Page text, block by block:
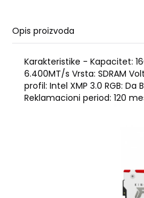
Opis proizvoda
Karakteristike - Kapacitet:
6.400MT/s Vrsta: SDRAM
profil: Intel XMP 3.0 RGB:
Reklamacioni period: 120